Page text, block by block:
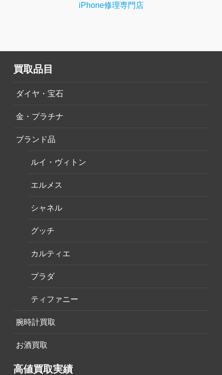
iPhone修理専門店
買取品目
ダイヤ・宝石
金・プラチナ
ブランド品
ルイ・ヴィトン
エルメス
シャネル
グッチ
カルティエ
プラダ
ティファニー
腕時計買取
お酒買取
高値買取実績